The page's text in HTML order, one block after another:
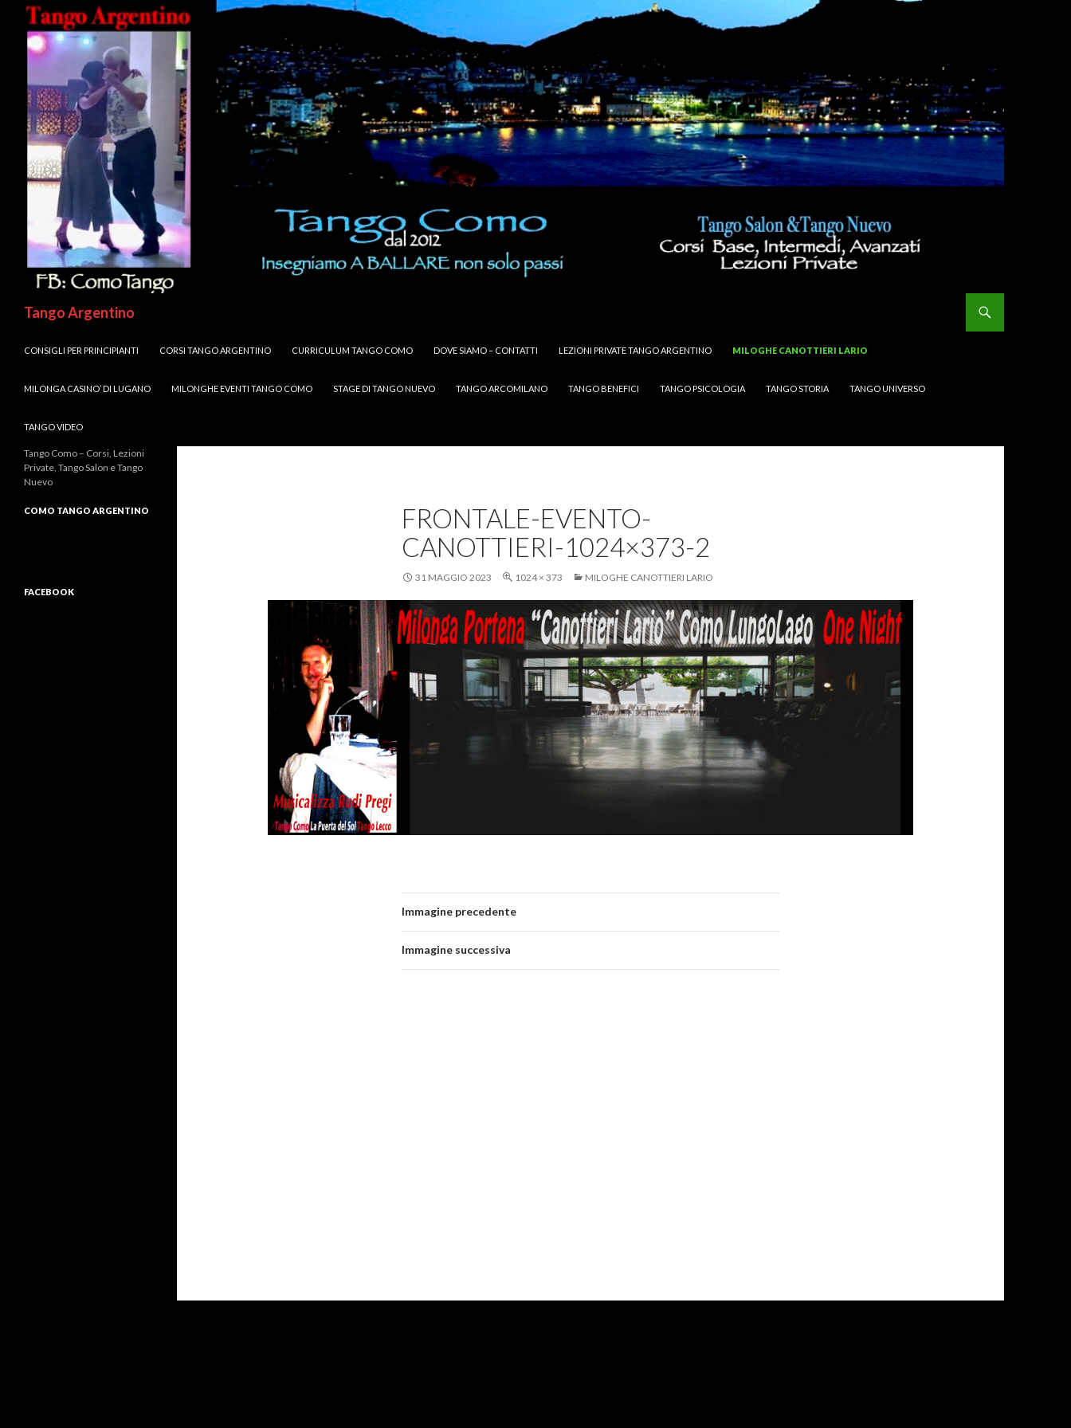
Tango Argentino
CONSIGLI PER PRINCIPIANTI
CORSI TANGO ARGENTINO CURRICULUM TANGO COMO DOVE SIAMO – CONTATTI LEZIONI PRIVATE TANGO ARGENTINO MILOGHE CANOTTIERI LARIO
MILONGA CASINO’ DI LUGANO MILONGHE EVENTI TANGO COMO STAGE DI TANGO NUEVO TANGO ARCOMILANO TANGO BENEFICI TANGO PSICOLOGIA TANGO STORIA TANGO UNIVERSO
TANGO VIDEO
FRONTALE-EVENTO-
CANOTTIERI-1024×373-2
31 MAGGIO 2023 1024 × 373 MILOGHE CANOTTIERI LARIO
Immagine precedente
Immagine successiva
Tango Como – Corsi, Lezioni
Private, Tango Salon e Tango
Nuevo
COMO TANGO ARGENTINO
FACEBOOK